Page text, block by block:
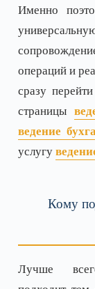
Именно
операций и
сразу
страницы
ведение
услугу
Кому
Лучше